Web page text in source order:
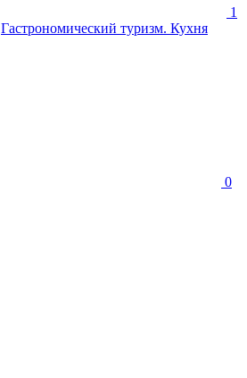
1
Гастрономический туризм. Кухня
0